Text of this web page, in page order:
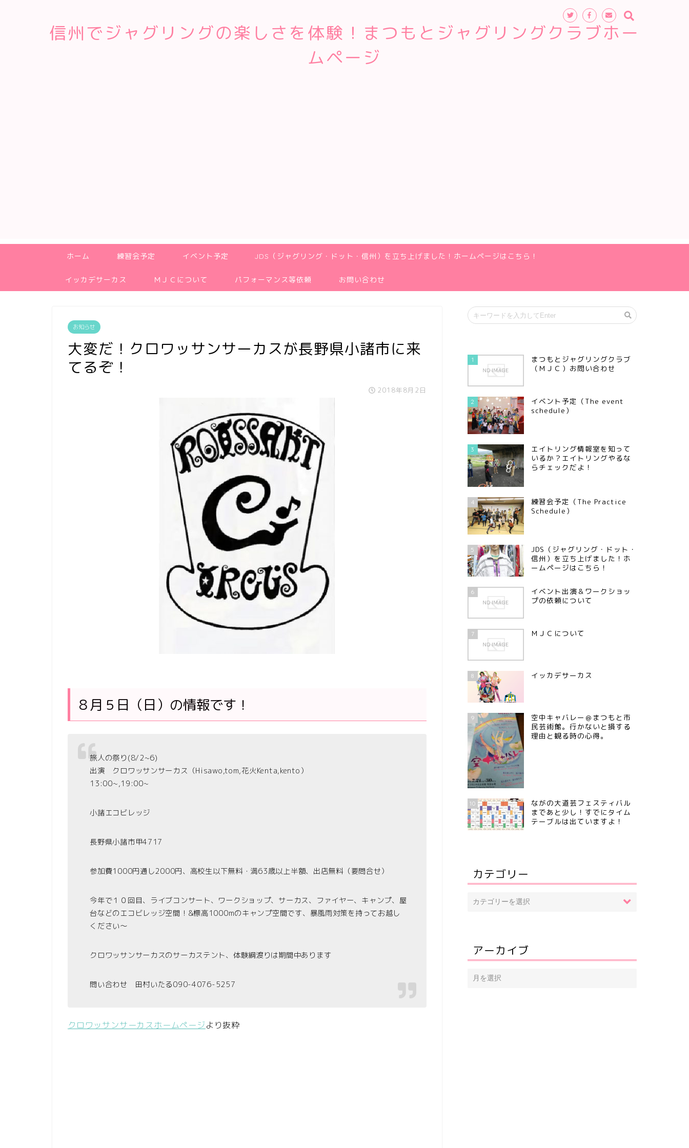
信州でジャグリングの楽しさを体験！まつもとジャグリングクラブホー
ムページ
ホーム 練習会予定 イベント予定 JDS（ジャグリング・ドット・信州）を立ち上げました！ホームページはこちら！
イッカデサーカス ＭＪＣについて パフォーマンス等依頼 お問い合わせ
お知らせ
大変だ！クロワッサンサーカスが長野県小諸市に来
てるぞ！
2018年8月2日
８月５日（日）の情報です！
旅人の祭り(8/2~6)
出演 クロワッサンサーカス（Hisawo,tom,花火Kenta,kento）
13:00~,19:00~
小諸エコビレッジ
長野県小諸市甲4717
参加費1000円通し2000円、高校生以下無料・満63歳以上半額、出店無料（要問合せ）
今年で１０回目、ライブコンサート、ワークショップ、サーカス、ファイヤー、キャンプ、屋
台などのエコビレッジ空間！&標高1000mのキャンプ空間です、暴風雨対策を持ってお越し
ください〜
クロワッサンサーカスのサーカステント、体験綱渡りは期間中あります
問い合わせ 田村いたる090-4076-5257
クロワッサンサーカスホームページより抜粋
1
まつもとジャグリングクラブ
（ＭＪＣ）お問い合わせ
2
イベント予定（The event
schedule）
3
エイトリング情報室を知って
いるか？エイトリングやるな
らチェックだよ！
4
練習会予定（The Practice
Schedule）
5
JDS（ジャグリング・ドット・
信州）を立ち上げました！ホ
ームページはこちら！
6
イベント出演＆ワークショッ
プの依頼について
7 ＭＪＣについて
8 イッカデサーカス
9
空中キャバレー＠まつもと市
民芸術館。行かないと損する
理由と観る時の心得。
10
ながの大道芸フェスティバル
まであと少し！すでにタイム
テーブルは出ていますよ！
カテゴリー
アーカイブ